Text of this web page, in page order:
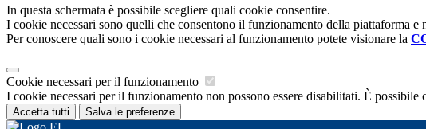
In questa schermata è possibile scegliere quali cookie consentire.
I cookie necessari sono quelli che consentono il funzionamento della piattaforma e
Per conoscere quali sono i cookie necessari al funzionamento potete visionare la
Cookie necessari per il funzionamento
I cookie necessari per il funzionamento non possono essere disabilitati. È
Accetta tutti Salva le preferenze